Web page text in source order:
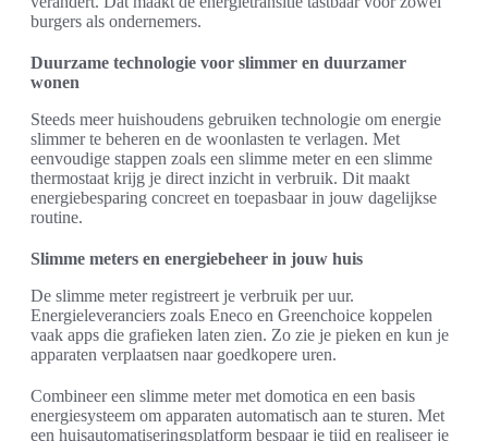
burgers als ondernemers.
Duurzame technologie voor slimmer en duurzamer
wonen
Steeds meer huishoudens gebruiken technologie om energie
slimmer te beheren en de woonlasten te verlagen. Met
eenvoudige stappen zoals een slimme meter en een slimme
thermostaat krijg je direct inzicht in verbruik. Dit maakt
energiebesparing concreet en toepasbaar in jouw dagelijkse
routine.
Slimme meters en energiebeheer in jouw huis
De slimme meter registreert je verbruik per uur.
Energieleveranciers zoals Eneco en Greenchoice koppelen
vaak apps die grafieken laten zien. Zo zie je pieken en kun je
apparaten verplaatsen naar goedkopere uren.
Combineer een slimme meter met domotica en een basis
energiesysteem om apparaten automatisch aan te sturen. Met
een huisautomatiseringsplatform bespaar je tijd en realiseer je